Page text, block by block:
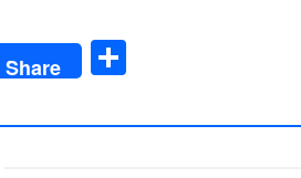
Share
ar